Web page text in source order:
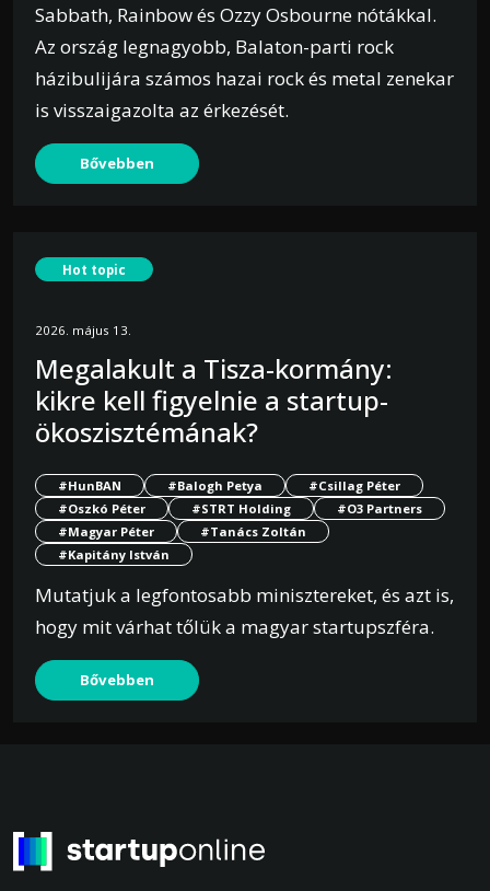
Sabbath, Rainbow és Ozzy Osbourne nótákkal.
Az ország legnagyobb, Balaton-parti rock
házibulijára számos hazai rock és metal zenekar
is visszaigazolta az érkezését.
Bővebben
Hot topic
2026. május 13.
Megalakult a Tisza-kormány:
kikre kell figyelnie a startup-
ökoszisztémának?
#HunBAN #Balogh Petya
#Csillag Péter
#Oszkó Péter
#STRT Holding
#O3 Partners
#Magyar Péter
#Tanács Zoltán
#Kapitány István
Mutatjuk a legfontosabb minisztereket, és azt is,
hogy mit várhat tőlük a magyar startupszféra.
Bővebben